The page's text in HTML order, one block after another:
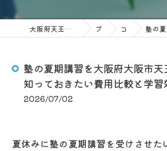
大阪府天王寺の塾なら学習塾ルート天王寺 ブログ コラム 塾の夏期講習を大
塾の夏期講習を大阪府大阪市
知っておきたい費用比較と学
2026/07/02
夏休みに塾の夏期講習を受けさせた